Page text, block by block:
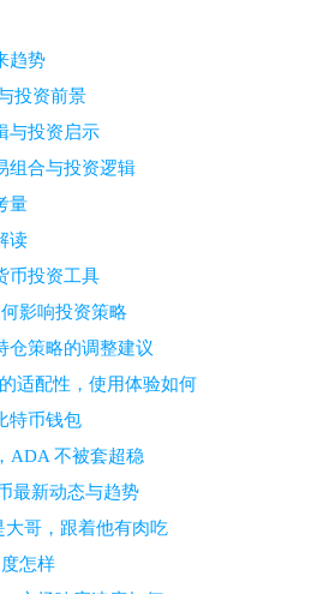
趋势
投资前景
与投资启示
组合与投资逻辑
量
读
币投资工具
影响投资策略
仓策略的调整建议
适配性，使用体验如何
特币钱包
ADA 不被套超稳
最新动态与趋势
大哥，跟着他有肉吃
怎样